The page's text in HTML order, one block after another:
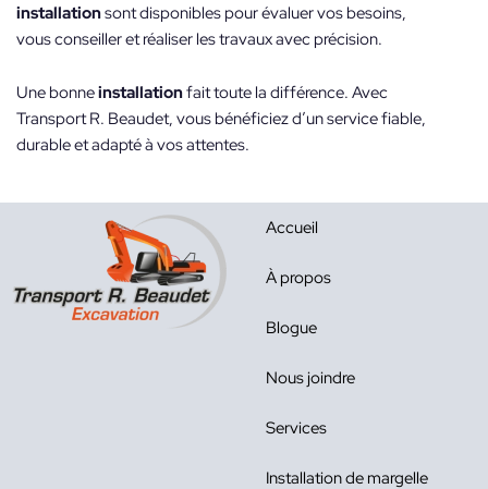
installationsont disponibles pour évaluer vos besoins,
vous conseiller et réaliser les travaux avec précision.
Une bonneinstallationfait toute la différence. Avec
Transport R. Beaudet, vous bénéficiez d’un service fiable,
durable et adapté à vos attentes.
Accueil
À propos
Blogue
Nous joindre
Services
Installation de margelle